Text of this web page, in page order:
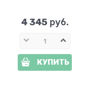
4 345 руб.
КУПИТЬ